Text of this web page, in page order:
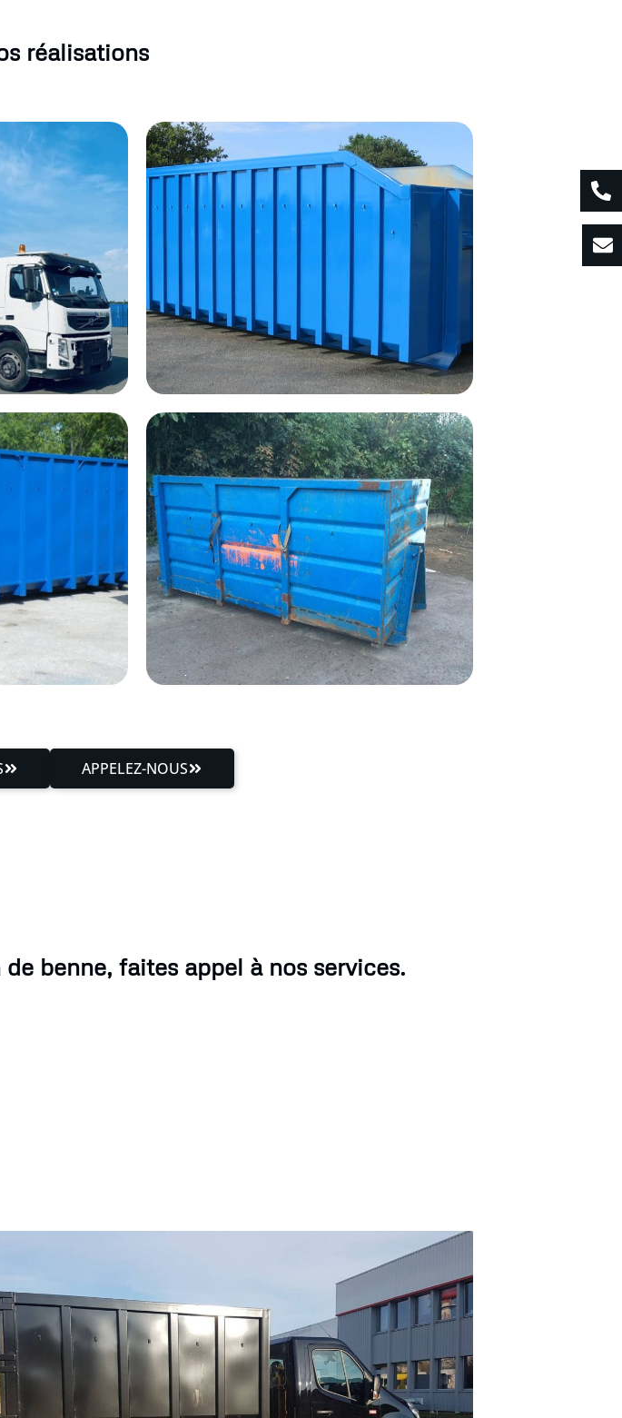
réalisations
APPELEZ-NOUS
benne, faites appel à nos services.